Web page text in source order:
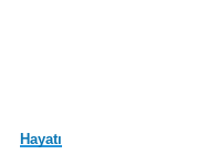
Hayatı